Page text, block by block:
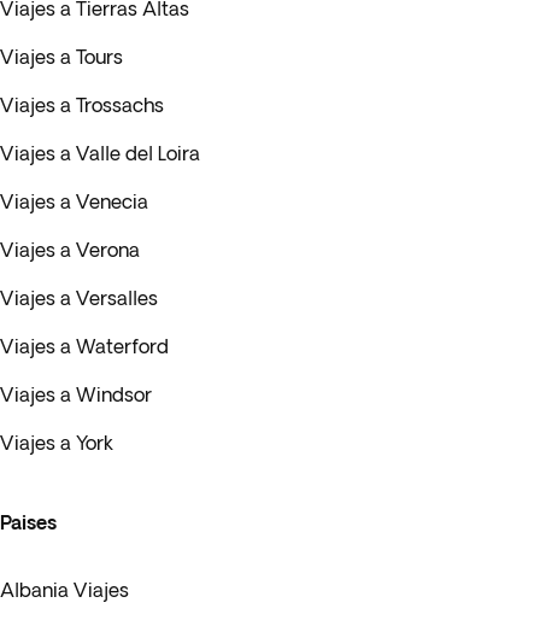
Viajes a Tierras Altas
Viajes a Tours
Viajes a Trossachs
Viajes a Valle del Loira
Viajes a Venecia
Viajes a Verona
Viajes a Versalles
Viajes a Waterford
Viajes a Windsor
Viajes a York
Paises
Albania Viajes